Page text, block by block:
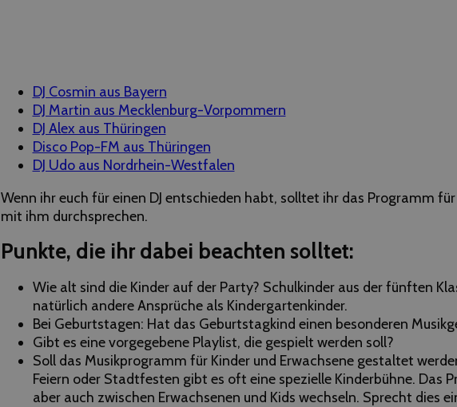
DJ Cosmin aus Bayern
DJ Martin aus Mecklenburg-Vorpommern
DJ Alex aus Thüringen
Disco Pop-FM aus Thüringen
DJ Udo aus Nordrhein-Westfalen
Wenn ihr euch für einen DJ entschieden habt, solltet ihr das Programm
mit ihm durchsprechen.
Punkte, die ihr dabei beachten solltet:
Wie alt sind die Kinder auf der Party? Schulkinder aus der fünften
natürlich andere Ansprüche als Kindergartenkinder.
Bei Geburtstagen: Hat das Geburtstagkind einen besonderen
Gibt es eine vorgegebene Playlist, die gespielt werden soll?
Soll das Musikprogramm für Kinder und Erwachsene gestaltet
Feiern oder Stadtfesten gibt es oft eine spezielle Kinderbühne. Das
aber auch zwischen Erwachsenen und Kids wechseln. Sprecht dies